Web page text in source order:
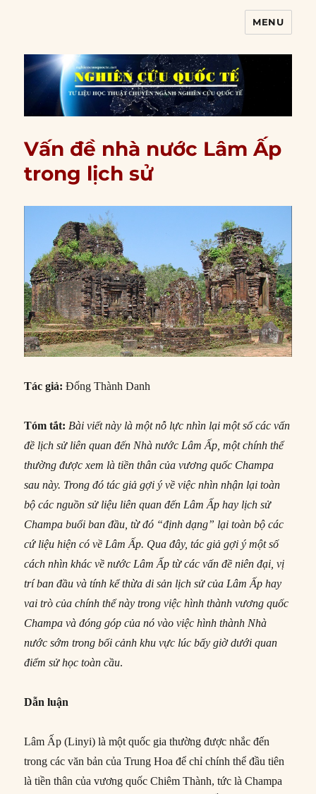
MENU
Vấn đề nhà nước Lâm Ấp
trong lịch sử
Tác giả:Đổng Thành Danh
Tóm tắt:Bài viết này là một nỗ lực nhìn lại một số các vấn
đề lịch sử liên quan đến Nhà nước Lâm Ấp, một chính thể
thường được xem là tiền thân của vương quốc Champa
sau này. Trong đó tác giả gợi ý về việc nhìn nhận lại toàn
bộ các nguồn sử liệu liên quan đến Lâm Ấp hay lịch sử
Champa buổi ban đầu, từ đó “định dạng” lại toàn bộ các
cứ liệu hiện có về Lâm Ấp. Qua đây, tác giả gợi ý một số
cách nhìn khác về nước Lâm Ấp từ các vấn đề niên đại, vị
trí ban đầu và tính kể thừa di sản lịch sử của Lâm Ấp hay
vai trò của chính thể này trong việc hình thành vương quốc
Champa và đóng góp của nó vào việc hình thành Nhà
nước sớm trong bối cảnh khu vực lúc bấy giờ dưới quan
điểm sử học toàn cầu.
Dẫn luận
Lâm Ấp (Linyi) là một quốc gia thường được nhắc đến
trong các văn bản của Trung Hoa để chỉ chính thể đầu tiên
là tiền thân của vương quốc Chiêm Thành, tức là Champa